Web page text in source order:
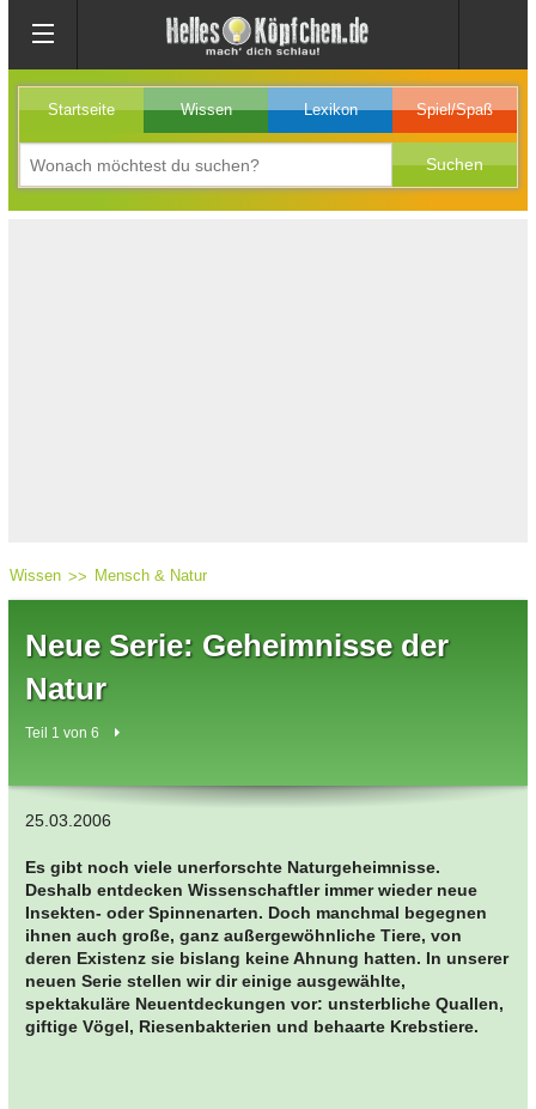
Startseite Wissen Lexikon Spiel/Spaß
Wissen Mensch & Natur
Neue Serie: Geheimnisse der
Natur
Teil 1 von 6
25.03.2006
Es gibt noch viele unerforschte Naturgeheimnisse.
Deshalb entdecken Wissenschaftler immer wieder neue
Insekten- oder Spinnenarten. Doch manchmal begegnen
ihnen auch große, ganz außergewöhnliche Tiere, von
deren Existenz sie bislang keine Ahnung hatten. In unserer
neuen Serie stellen wir dir einige ausgewählte,
spektakuläre Neuentdeckungen vor: unsterbliche Quallen,
giftige Vögel, Riesenbakterien und behaarte Krebstiere.